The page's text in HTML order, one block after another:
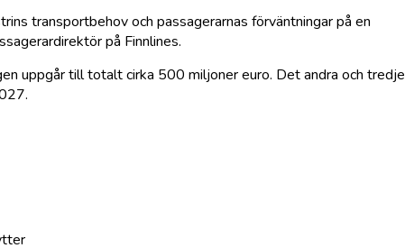
transportbehov och passagerarnas förväntningar på en
på Finnlines.
uppgår till totalt cirka 500 miljoner euro. Det andra och tredje